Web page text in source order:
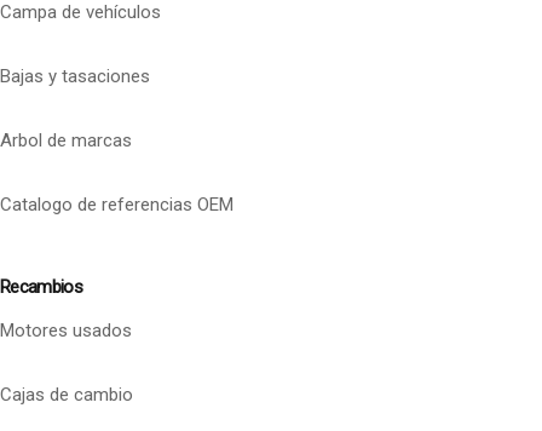
Campa de vehículos
Bajas y tasaciones
Arbol de marcas
Catalogo de referencias OEM
Recambios
Motores usados
Cajas de cambio